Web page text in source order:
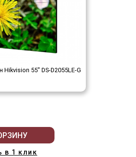
55" DS-D2055LE-G
в 1 клик